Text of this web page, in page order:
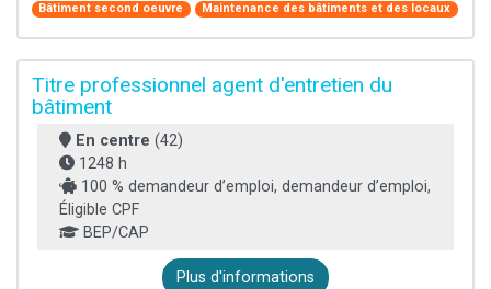
Bâtiment second oeuvre Maintenance des bâtiments et des locaux
Titre professionnel agent d'entretien du
bâtiment
En centre (42)
1248 h
100 % demandeur d’emploi, demandeur d’emploi,
Éligible CPF
BEP/CAP
Plus d'informations